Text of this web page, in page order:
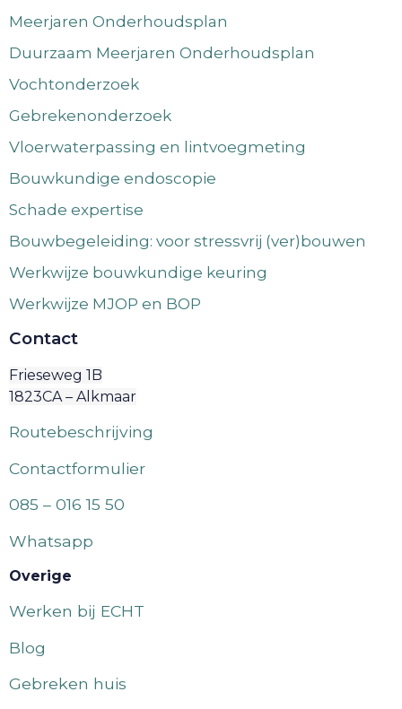
Meerjaren Onderhoudsplan
Duurzaam Meerjaren Onderhoudsplan
Vochtonderzoek
Gebrekenonderzoek
Vloerwaterpassing en lintvoegmeting
Bouwkundige endoscopie
Schade expertise
Bouwbegeleiding: voor stressvrij (ver)bouwen
Werkwijze bouwkundige keuring
Werkwijze MJOP en BOP
Contact
Frieseweg 1B
1823CA – Alkmaar
Routebeschrijving
Contactformulier
085 – 016 15 50
Whatsapp
Overige
Werken bij ECHT
Blog
Gebreken huis